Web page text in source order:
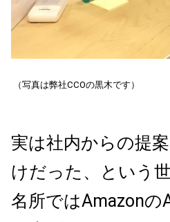
（写真は弊社CCOの黒木です）
実は社内からの提
けだった、という
名所ではAmazonの